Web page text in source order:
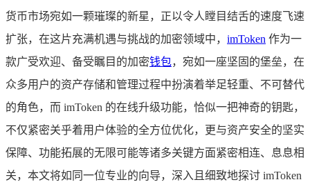
货币市场宛如一颗璀璨的新星，正以令人瞠目结舌的速度飞速
扩张，在这片充满机遇与挑战的加密领域中， imToken 作为一
款广受欢迎、备受瞩目的加密钱包，宛如一座坚固的堡垒，在
众多用户的资产存储和管理过程中扮演着举足轻重、不可替代
的角色，而 imToken 的在线升级功能，恰似一把神奇的钥匙，
不仅紧密关乎着用户体验的全方位优化，更与资产安全的坚实
保障、功能拓展的无限可能等诸多关键方面紧密相连、息息相
关，本文将如同一位专业的向导，深入且细致地探讨 imToken